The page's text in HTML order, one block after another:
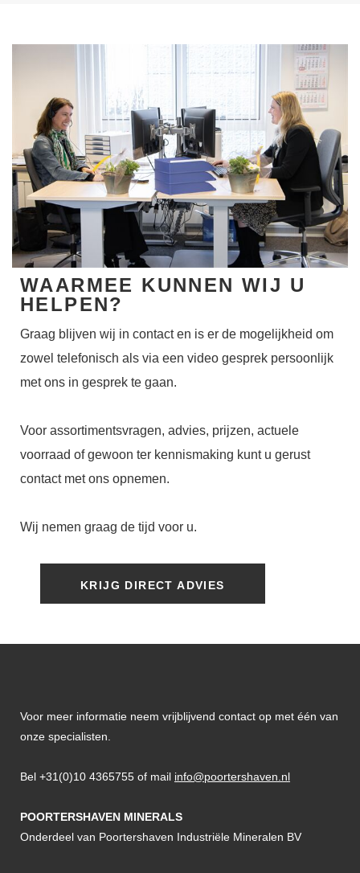
WAARMEE KUNNEN WIJ U
HELPEN?
Graag blijven wij in contact en is er de mogelijkheid om
zowel telefonisch als via een video gesprek persoonlijk
met ons in gesprek te gaan.
Voor assortimentsvragen, advies, prijzen, actuele
voorraad of gewoon ter kennismaking kunt u gerust
contact met ons opnemen.
Wij nemen graag de tijd voor u.
KRIJG DIRECT ADVIES
Voor meer informatie neem vrijblijvend contact op met één van
onze specialisten.
Bel +31(0)10 4365755 of mail info@poortershaven.nl
POORTERSHAVEN MINERALS
Onderdeel van Poortershaven Industriële Mineralen BV